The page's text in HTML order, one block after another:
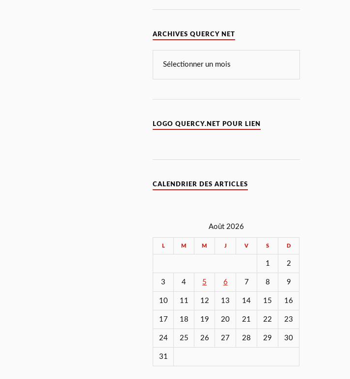
ARCHIVES QUERCY NET
LOGO QUERCY.NET POUR LIEN
CALENDRIER DES ARTICLES
Août 2026
L M M J V S D
1 2
3 4 5 6 7 8 9
10 11 12 13 14 15 16
17 18 19 20 21 22 23
24 25 26 27 28 29 30
31